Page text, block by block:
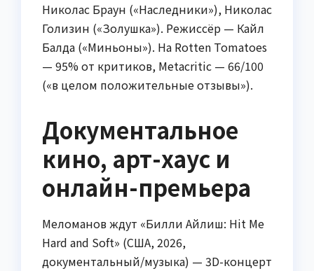
Николас Браун («Наследники»), Николас
Голизин («Золушка»). Режиссёр — Кайл
Балда («Миньоны»). На Rotten Tomatoes
— 95% от критиков, Metacritic — 66/100
(«в целом положительные отзывы»).
Документальное
кино, арт-хаус и
онлайн-премьера
Меломанов ждут «Билли Айлиш: Hit Me
Hard and Soft» (США, 2026,
документальный/музыка) — 3D-концерт